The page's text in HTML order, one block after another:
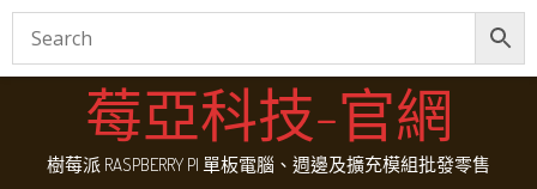
Skip
莓亞科技-官網
樹莓派 RASPBERRY PI 單板電腦、週邊及擴充模組批發零售